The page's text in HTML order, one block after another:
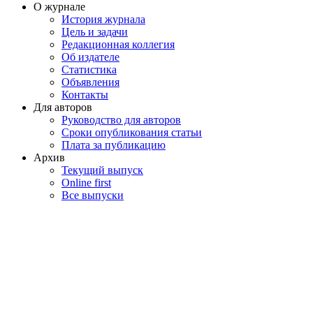
О журнале
История журнала
Цель и задачи
Редакционная коллегия
Об издателе
Статистика
Объявления
Контакты
Для авторов
Руководство для авторов
Сроки опубликования статьи
Плата за публикацию
Архив
Текущий выпуск
Online first
Все выпуски